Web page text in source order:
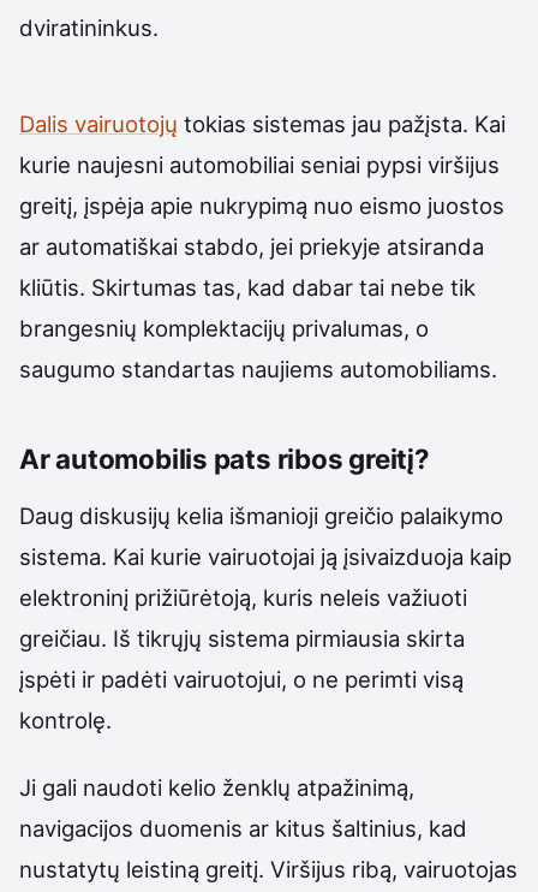
dviratininkus.
Dalis vairuotojų tokias sistemas jau pažįsta. Kai
kurie naujesni automobiliai seniai pypsi viršijus
greitį, įspėja apie nukrypimą nuo eismo juostos
ar automatiškai stabdo, jei priekyje atsiranda
kliūtis. Skirtumas tas, kad dabar tai nebe tik
brangesnių komplektacijų privalumas, o
saugumo standartas naujiems automobiliams.
Ar automobilis pats ribos greitį?
Daug diskusijų kelia išmanioji greičio palaikymo
sistema. Kai kurie vairuotojai ją įsivaizduoja kaip
elektroninį prižiūrėtoją, kuris neleis važiuoti
greičiau. Iš tikrųjų sistema pirmiausia skirta
įspėti ir padėti vairuotojui, o ne perimti visą
kontrolę.
Ji gali naudoti kelio ženklų atpažinimą,
navigacijos duomenis ar kitus šaltinius, kad
nustatytų leistiną greitį. Viršijus ribą, vairuotojas